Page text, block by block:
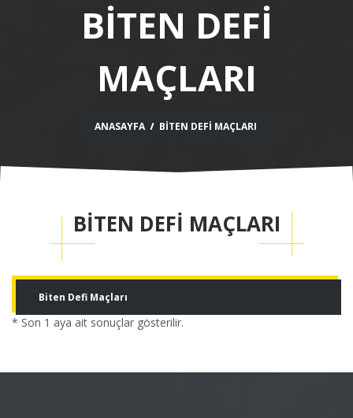
BİTEN DEFI
MAÇLARI
ANASAYFA BİTEN DEFI MAÇLARI
BİTEN DEFI MAÇLARI
Biten Defi Maçları
* Son 1 aya ait sonuçlar gösterilir.